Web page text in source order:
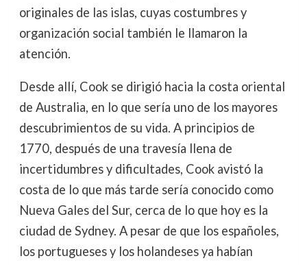
originales de las islas, cuyas costumbres y
organización social también le llamaron la
atención.
Desde allí, Cook se dirigió hacia la costa oriental
de Australia, en lo que sería uno de los mayores
descubrimientos de su vida. A principios de
1770, después de una travesía llena de
incertidumbres y dificultades, Cook avistó la
costa de lo que más tarde sería conocido como
Nueva Gales del Sur, cerca de lo que hoy es la
ciudad de Sydney. A pesar de que los españoles,
los portugueses y los holandeses ya habían